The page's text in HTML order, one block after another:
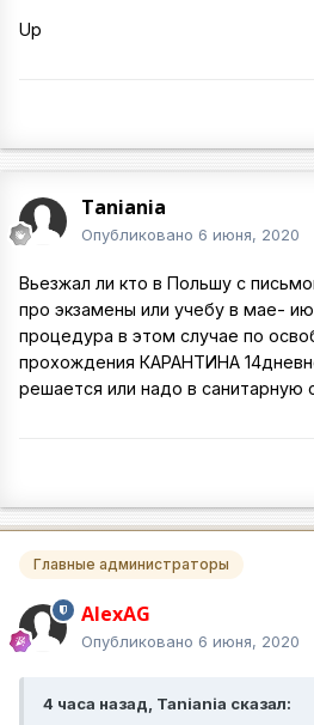
Up
Taniania
Опубликовано 6 июня, 2020
Вьезжал ли кто в Польшу с
про экзамены или учебу в мае-
процедура в этом случае по
прохождения КАРАНТИНА
решается или надо в санитарную
Главные администраторы
AlexAG
Опубликовано 6 июня, 2020
4 часа назад, Taniania сказал: